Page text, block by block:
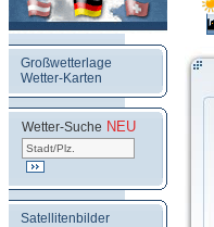
Großwetterlage
Wetter-Karten
Wetter-Suche NEU
Satellitenbilder